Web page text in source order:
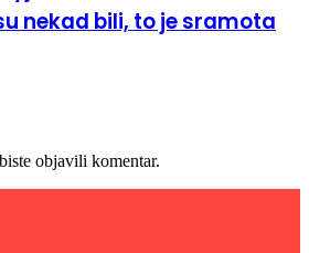
nekad bili, to je sramota
objavili komentar.